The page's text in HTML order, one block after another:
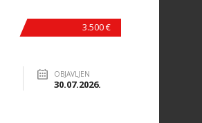
3.500 €
OBJAVLJEN
30.07.2026.